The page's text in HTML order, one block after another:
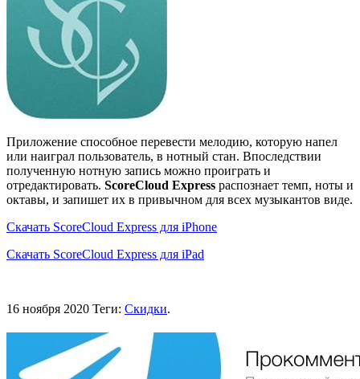
Приложение способное перевести мелодию, которую напел
или наиграл пользователь, в нотный стан. Впоследствии
полученную нотную запись можно проиграть и
отредактировать. ScoreCloud Express распознает темп, ноты и
октавы, и запишет их в привычном для всех музыкантов виде.
Скачать ScoreCloud Express для iPhone
Скачать ScoreCloud Express для iPad
16 ноября 2020 Теги: Скидки.